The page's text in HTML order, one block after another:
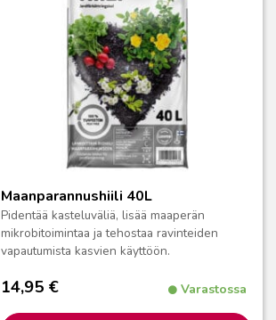
Maanparannushiili 40L
Pidentää kasteluväliä, lisää maaperän
mikrobitoimintaa ja tehostaa ravinteiden
vapautumista kasvien käyttöön.
14,95 € Varastossa